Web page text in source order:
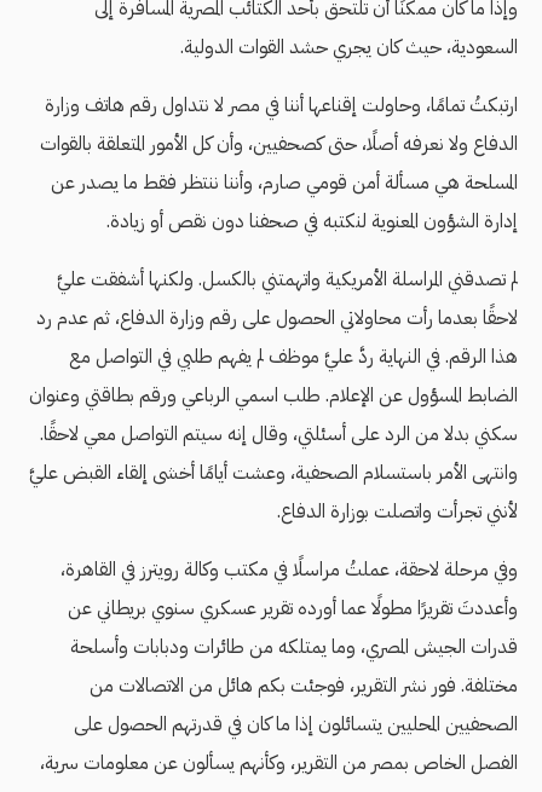
وإذا ما كان ممكنًا أن تلتحق بأحد الكتائب المصرية المسافرة إلى
السعودية، حيث كان يجري حشد القوات الدولية.
ارتبكتُ تمامًا، وحاولت إقناعها أننا في مصر لا نتداول رقم هاتف وزارة
الدفاع ولا نعرفه أصلًا، حتى كصحفيين، وأن كل الأمور المتعلقة بالقوات
المسلحة هي مسألة أمن قومي صارم، وأننا ننتظر فقط ما يصدر عن
إدارة الشؤون المعنوية لنكتبه في صحفنا دون نقص أو زيادة.
لم تصدقني المراسلة الأمريكية واتهمتني بالكسل. ولكنها أشفقت عليَّ
لاحقًا بعدما رأت محاولاتي الحصول على رقم وزارة الدفاع، ثم عدم رد
هذا الرقم. في النهاية ردَّ عليَّ موظف لم يفهم طلبي في التواصل مع
الضابط المسؤول عن الإعلام. طلب اسمي الرباعي ورقم بطاقتي وعنوان
سكني بدلا من الرد على أسئلتي، وقال إنه سيتم التواصل معي لاحقًا.
وانتهى الأمر باستسلام الصحفية، وعشت أيامًا أخشى إلقاء القبض عليَّ
لأنني تجرأت واتصلت بوزارة الدفاع.
وفي مرحلة لاحقة، عملتُ مراسلًا في مكتب وكالة رويترز في القاهرة،
وأعددتَ تقريرًا مطولًا عما أورده تقرير عسكري سنوي بريطاني عن
قدرات الجيش المصري، وما يمتلكه من طائرات ودبابات وأسلحة
مختلفة. فور نشر التقرير، فوجئت بكم هائل من الاتصالات من
الصحفيين المحليين يتسائلون إذا ما كان في قدرتهم الحصول على
الفصل الخاص بمصر من التقرير، وكأنهم يسألون عن معلومات سرية،